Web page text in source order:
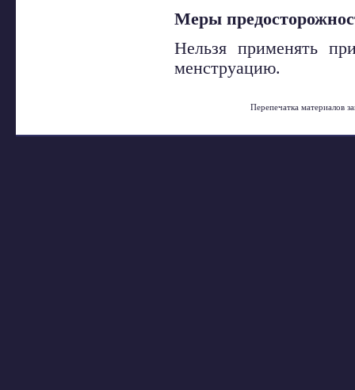
Меры
Нельзя применять
менструацию.
Перепечатка материалов